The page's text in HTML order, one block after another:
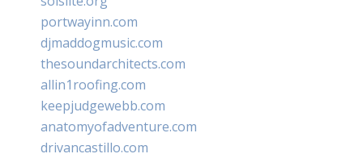
portwayinn.com
djmaddogmusic.com
thesoundarchitects.com
allin1roofing.com
keepjudgewebb.com
anatomyofadventure.com
drivancastillo.com